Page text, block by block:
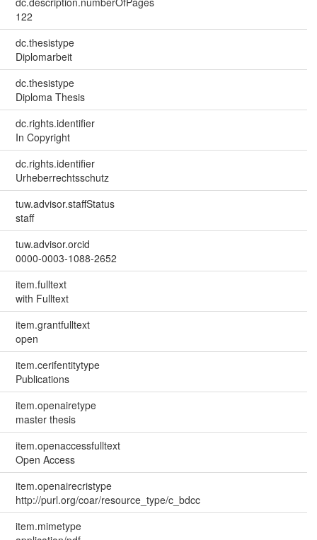
122
dc.thesistype
Diplomarbeit
dc.thesistype
Diploma Thesis
dc.rights.identifier
In Copyright
dc.rights.identifier
Urheberrechtsschutz
tuw.advisor.staffStatus
staff
tuw.advisor.orcid
0000-0003-1088-2652
item.fulltext
with Fulltext
item.grantfulltext
open
item.cerifentitytype
Publications
item.openairetype
master thesis
item.openaccessfulltext
Open Access
item.openairecristype
http://purl.org/coar/resource_type/c_bdcc
item.mimetype